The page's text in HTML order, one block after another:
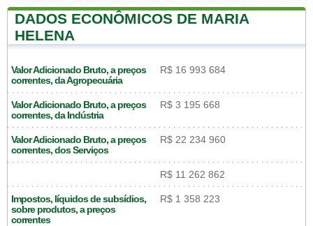
DADOS ECONÔMICOS DE MARIA
HELENA
Valor Adicionado Bruto, a preços
correntes, da Agropecuária
R$ 16 993 684
Valor Adicionado Bruto, a preços
correntes, da Indústria
R$ 3 195 668
Valor Adicionado Bruto, a preços
correntes, dos Serviços
R$ 22 234 960
R$ 11 262 862
Impostos, líquidos de subsídios,
sobre produtos, a preços
correntes
R$ 1 358 223